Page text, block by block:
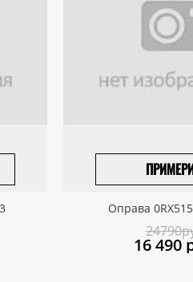
ПРИВЕЗТИ
Оправа
16 490